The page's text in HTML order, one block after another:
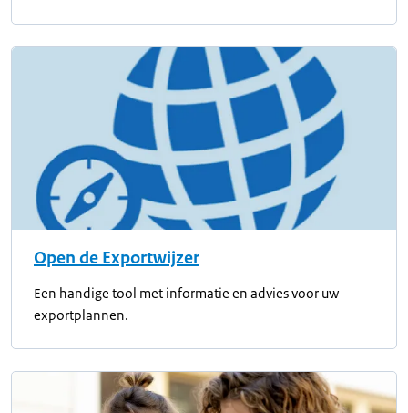
Open de Exportwijzer
Een handige tool met informatie en advies voor uw
exportplannen.